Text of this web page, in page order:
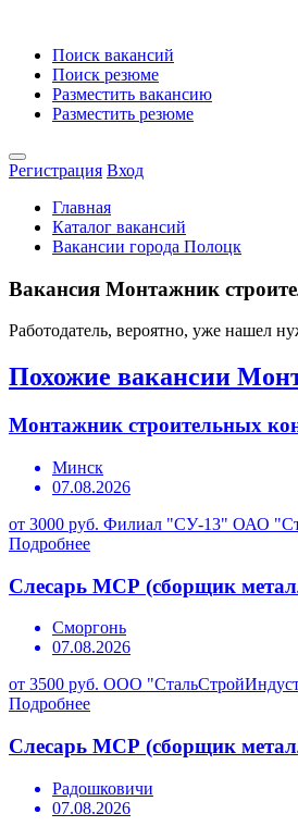
Поиск вакансий
Поиск резюме
Разместить вакансию
Разместить резюме
Регистрация Вход
Главная
Каталог вакансий
Вакансии города Полоцк
Вакансия Монтажник
Работодатель, вероятно, уже нашел
Похожие вакансии
Монтажник строительных
Минск
07.08.2026
от 3000 руб. Филиал "СУ-13" ОАО
Подробнее
Слесарь МСР (сборщик
Сморгонь
07.08.2026
от 3500 руб. ООО
Подробнее
Слесарь МСР (сборщик
Радошковичи
07.08.2026